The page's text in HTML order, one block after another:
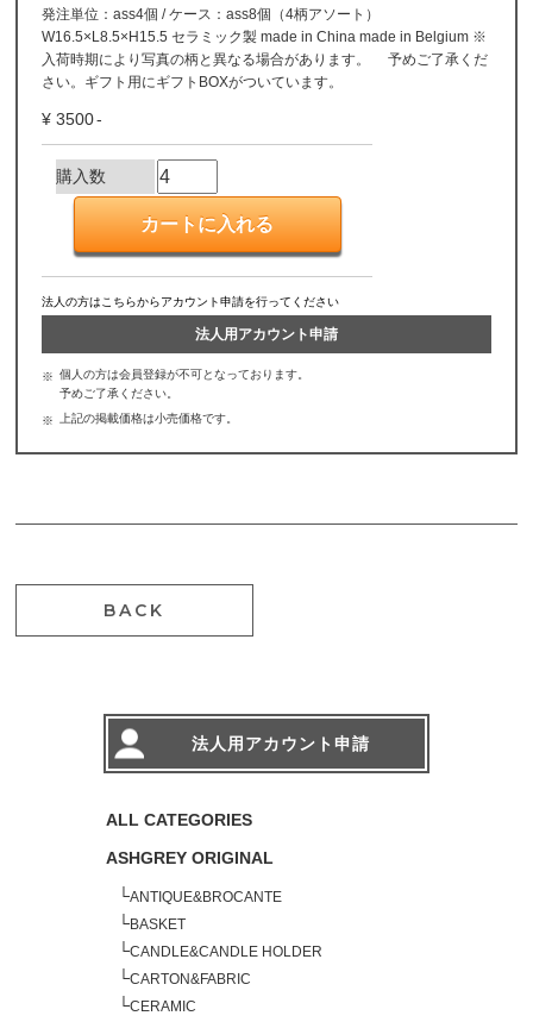
発注単位：ass4個 / ケース：ass8個（4柄アソート）
W16.5×L8.5×H15.5 セラミック製 made in China made in Belgium ※
入荷時期により写真の柄と異なる場合があります。 予めご了承くだ
さい。ギフト用にギフトBOXがついています。
3500
購入数
法人の方はこちらからアカウント申請を行ってください
法人用アカウント申請
個人の方は会員登録が不可となっております。
予めご了承ください。
上記の掲載価格は小売価格です。
BACK
法人用アカウント申請
ALL CATEGORIES
ASHGREY ORIGINAL
└ANTIQUE&BROCANTE
└BASKET
└CANDLE&CANDLE HOLDER
└CARTON&FABRIC
└CERAMIC